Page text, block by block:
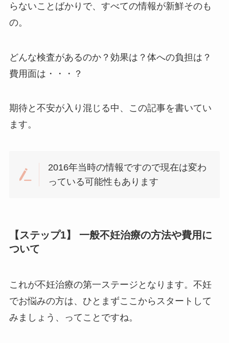
らないことばかりで、すべての情報が新鮮そのも
の。
どんな検査があるのか？効果は？体への負担は？
費用面は・・・？
期待と不安が入り混じる中、この記事を書いてい
ます。
2016年当時の情報ですので現在は変わ
っている可能性もあります
【ステップ1】 一般不妊治療の方法や費用に
ついて
これが不妊治療の第一ステージとなります。不妊
でお悩みの方は、ひとまずここからスタートして
みましょう、ってことですね。